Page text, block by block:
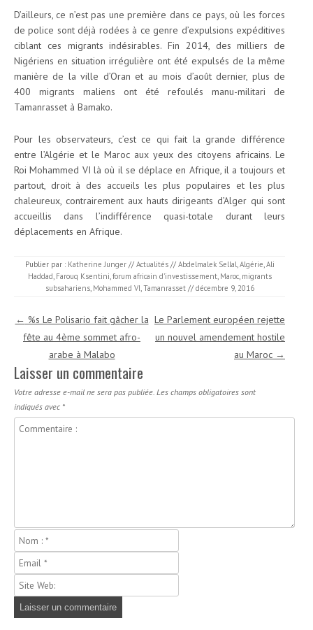
D’ailleurs, ce n’est pas une première dans ce pays, où les forces
de police sont déjà rodées à ce genre d’expulsions expéditives
ciblant ces migrants indésirables. Fin 2014, des milliers de
Nigériens en situation irrégulière ont été expulsés de la même
manière de la ville d’Oran et au mois d’août dernier, plus de
400 migrants maliens ont été refoulés manu-militari de
Tamanrasset à Bamako.
Pour les observateurs, c’est ce qui fait la grande différence
entre l’Algérie et le Maroc aux yeux des citoyens africains. Le
Roi Mohammed VI là où il se déplace en Afrique, il a toujours et
partout, droit à des accueils les plus populaires et les plus
chaleureux, contrairement aux hauts dirigeants d’Alger qui sont
accueillis dans l’indifférence quasi-totale durant leurs
déplacements en Afrique.
Publier par : Katherine Junger // Actualités // Abdelmalek Sellal,Algérie,Ali
Haddad, Farouq Ksentini,forum africain d’investissement, Maroc, migrants
subsahariens, Mohammed VI,Tamanrasset // décembre 9, 2016
Navigation des articles
← %s Le Polisario fait gâcher la
fête au 4ème sommet afro-
arabe à Malabo
Le Parlement européen rejette
un nouvel amendement hostile
au Maroc →
Laisser un commentaire
Votre adresse e-mail ne sera pas publiée. Les champs obligatoires sont
indiqués avec *